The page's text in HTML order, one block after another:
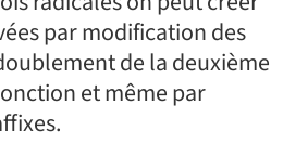
par modification des
de la deuxième
et même par